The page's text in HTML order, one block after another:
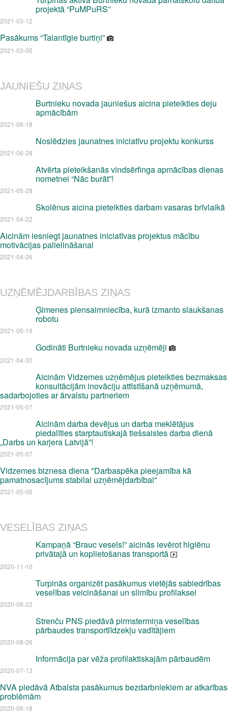
projektā “PuMPuRS”
2021-03-12
Pasākums “Talantīgie burtiņi”
2021-03-05
JAUNIEŠU ZIŅAS
Burtnieku novada jauniešus aicina pieteikties deju
apmācībām
2021-06-18
Noslēdzies jaunatnes iniciatīvu projektu konkurss
2021-06-28
Atvērta pieteikšanās vindsērfinga apmācības dienas
nometnei “Nāc burāt”!
2021-05-28
Skolēnus aicina pieteikties darbam vasaras brīvlaikā
2021-04-22
Aicinām iesniegt jaunatnes iniciatīvas projektus mācību
motivācijas palielināšanai
2021-04-26
UZŅĒMĒJDARBĪBAS ZIŅAS
Ģimenes piensaimniecība, kurā izmanto slaukšanas
robotu
2021-05-19
Godināti Burtnieku novada uzņēmēji
2021-04-30
Aicinām Vidzemes uzņēmējus pieteikties bezmaksas
konsultācijām inovāciju attīstīšanā uzņēmumā,
sadarbojoties ar ārvalstu partneriem
2021-05-07
Aicinām darba devējus un darba meklētājus
piedalīties starptautiskajā tiešsaistes darba dienā
„Darbs un karjera Latvijā”!
2021-05-07
Vidzemes biznesa diena "Darbaspēka pieejamība kā
pamatnosacījums stabilai uzņēmējdarbībai"
2021-05-05
VESELĪBAS ZIŅAS
Kampaņā “Brauc vesels!” aicinās ievērot higiēnu
privātajā un koplietošanas transportā
2020-11-10
Turpinās organizēt pasākumus vietējās sabiedrības
veselības veicināšanai un slimību profilaksei
2020-09-22
Strenču PNS piedāvā pirmstermiņa veselības
pārbaudes transportlīdzekļu vadītājiem
2020-08-26
Informācija par vēža profilaktiskajām pārbaudēm
2020-07-13
NVA piedāvā Atbalsta pasākumus bezdarbniekiem ar atkarības
problēmām
2020-06-18